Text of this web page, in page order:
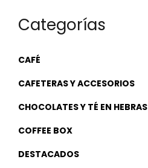
Categorías
CAFÉ
CAFETERAS Y ACCESORIOS
CHOCOLATES Y TÉ EN HEBRAS
COFFEE BOX
DESTACADOS